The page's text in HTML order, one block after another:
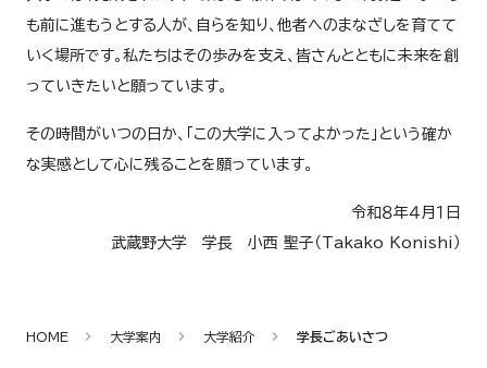
も前に進もうとする人が、自らを知り、他者へのまなざしを育てて
いく場所です。私たちはその歩みを支え、皆さんとともに未来を創
っていきたいと願っています。
その時間がいつの日か、「この大学に入ってよかった」という確か
な実感として心に残ることを願っています。
令和８年４月１日
武蔵野大学 学長 小西 聖子（Takako Konishi）
HOME 大学案内 大学紹介 学長ごあいさつ